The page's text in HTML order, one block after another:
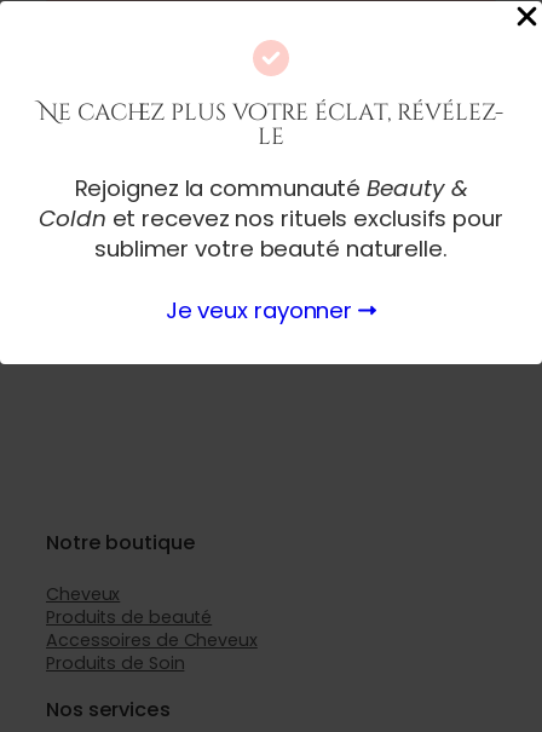
Ne cachez plus votre éclat, révélez-
le
Rejoignez la communautéBeauty &
Coldn et recevez nos rituels exclusifs pour
sublimer votre beauté naturelle.
Je veux rayonner
Notre boutique
Cheveux
Produits de beauté
Accessoires de Cheveux
Produits de Soin
Nos services